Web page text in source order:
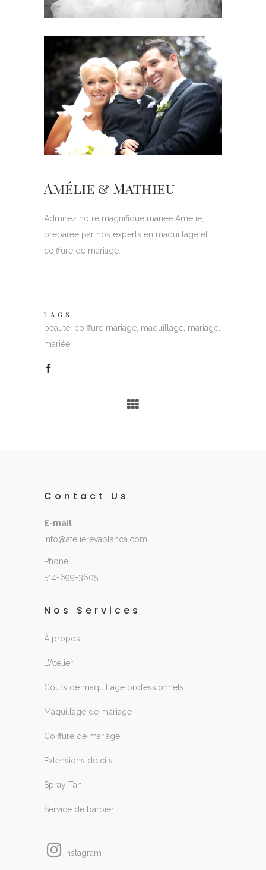
Amélie & Mathieu
Admirez notre magnifique mariée Amélie,
préparée par nos experts en maquillage et
coiffure de mariage.
Tags
beauté, coiffure mariage, maquillage, mariage,
mariée
Contact Us
E-mail
info@atelierevablanca.com
Phone
514-699-3605
Nos Services
À propos
L’Atelier
Cours de maquillage professionnels
Maquillage de mariage
Coiffure de mariage
Extensions de cils
Spray Tan
Service de barbier
Instagram